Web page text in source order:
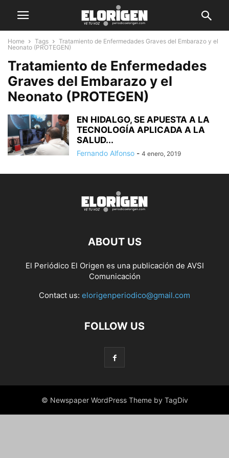
Home Tags
Tratamiento de Enfermedades Graves del Embarazo y el
Neonato (PROTEGEN)
Tratamiento de Enfermedades
Graves del Embarazo y el
Neonato (PROTEGEN)
EN HIDALGO, SE APUESTA A LA
TECNOLOGÍA APLICADA A LA
SALUD...
Fernando Alfonso - 4 enero, 2019
ABOUT US
El Periódico El Origen es una publicación de AVSI
Comunicación
Contact us: elorigenperiodico@gmail.com
FOLLOW US
© Newspaper WordPress Theme by TagDiv